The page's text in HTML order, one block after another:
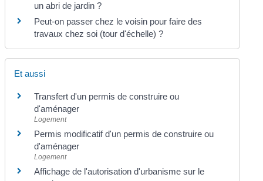
un abri de jardin ?
Peut-on passer chez le voisin pour faire des
travaux chez soi (tour d'échelle) ?
Et aussi
Transfert d'un permis de construire ou
d'aménager
Logement
Permis modificatif d'un permis de construire ou
d'aménager
Logement
Affichage de l'autorisation d'urbanisme sur le